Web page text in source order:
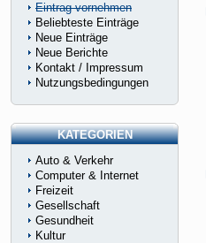
Eintrag vornehmen
Beliebteste Einträge
Neue Einträge
Neue Berichte
Kontakt / Impressum
Nutzungsbedingungen
KATEGORIEN
Auto & Verkehr
Computer & Internet
Freizeit
Gesellschaft
Gesundheit
Kultur